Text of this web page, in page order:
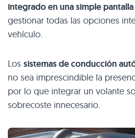
integrado en una simple
gestionar todas las opciones
vehículo.
Los sistemas de conducción
no sea imprescindible la
por lo que integrar un volante
sobrecoste innecesario.